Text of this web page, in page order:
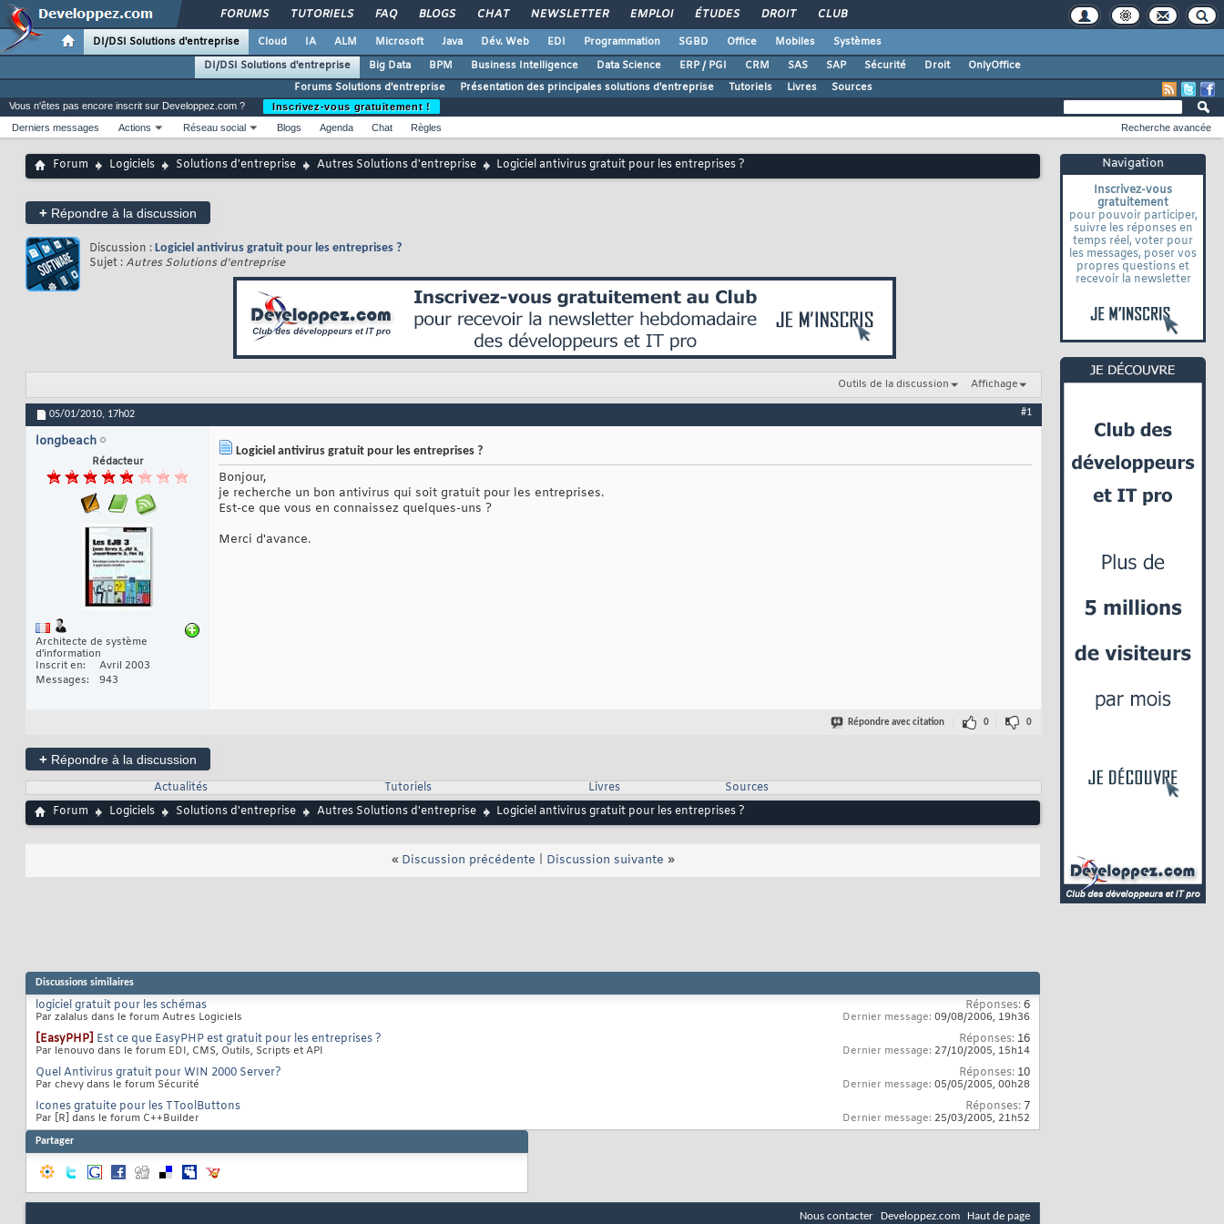
FORUMS TUTORIELS FAQ BLOGS CHAT NEWSLETTER EMPLOI ÉTUDES DROIT CLUB
DI/DSI Solutions d'entreprise Cloud IA ALM Microsoft Java Dév. Web EDI Programmation SGBD Office Mobiles
Systèmes
DI/DSI Solutions d'entreprise
Big Data BPM Business Intelligence Data Science ERP / PGI CRM SAS SAP Sécurité Droit
OnlyOffice
Forums Solutions d'entreprise
Présentation des principales solutions d'entreprise Tutoriels Livres Sources
Navigation
Inscrivez-vous
gratuitement
pour pouvoir participer,
suivre les réponses en
temps réel, voter pour
les messages, poser vos
propres questions et
recevoir la newsletter
Vous n'êtes pas encore inscrit sur Developpez.com ?
Inscrivez-vous gratuitement !
Derniers messages
Actions Réseau social Blogs Agenda Chat Règles Recherche avancée
Forum Logiciels Solutions d'entreprise Autres Solutions d'entreprise Logiciel antivirus gratuit pour les entreprises ?
+ Répondre à la discussion
Discussion : Logiciel antivirus gratuit pour les entreprises ?
Sujet :Autres Solutions d'entreprise
Outils de la discussion Affichage
05/01/2010, 17h02 #1
longbeach
Rédacteur
Architecte de système
d’information
Inscrit en
Avril 2003
Messages
943
Logiciel antivirus gratuit pour les entreprises ?
Bonjour,
je recherche un bon antivirus qui soit gratuit pour les entreprises.
Est-ce que vous en connaissez quelques-uns ?
Merci d'avance.
Répondre avec citation 0 0
+ Répondre à la discussion
Actualités
Tutoriels Livres
Sources
Forum
Logiciels Solutions d'entreprise Autres Solutions d'entreprise Logiciel antivirus gratuit pour les entreprises ?
« Discussion précédente Discussion suivante »
Discussions similaires
logiciel gratuit pour les schémas
Par zalalus dans le forum Autres Logiciels
Réponses:6
Dernier message: 09/08/2006, 19h36
[EasyPHP] Est ce que EasyPHP est gratuit pour les entreprises ?
Par lenouvo dans le forum EDI, CMS, Outils, Scripts et API
Réponses: 16
Dernier message: 27/10/2005, 15h14
Quel Antivirus gratuit pour WIN 2000 Server?
Par chevy dans le forum Sécurité
Réponses: 10
Dernier message: 05/05/2005, 00h28
Icones gratuite pour les TToolButtons
Par [R] dans le forum C++Builder
Réponses: 7
Dernier message: 25/03/2005, 21h52
Partager
Nous contacter Developpez.com Haut de page